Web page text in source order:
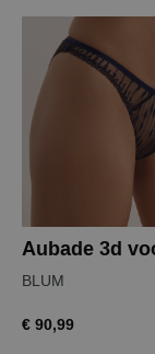
BLUM
€ 90,99